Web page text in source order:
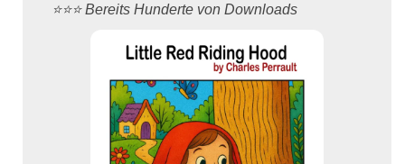
⭐️⭐️⭐️ Bereits Hunderte von Downloads